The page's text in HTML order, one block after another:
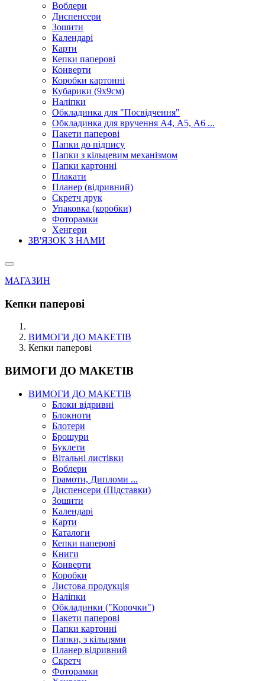
Воблери
Диспенсери
Зошити
Календарі
Карти
Кепки паперові
Конверти
Коробки картонні
Кубарики (9х9см)
Наліпки
Обкладинка для "Посвідчення"
Обкладинка для вручення А4, А5, А6 ...
Пакети паперові
Папки до підпису
Папки з кільцевим механізмом
Папки картонні
Плакати
Планер (відривний)
Скретч друк
Упаковка (коробки)
Фоторамки
Хенгери
ЗВ'ЯЗОК З НАМИ
МАГАЗИН
Кепки паперові
ВИМОГИ ДО МАКЕТІВ
Кепки паперові
ВИМОГИ ДО МАКЕТІВ
ВИМОГИ ДО МАКЕТІВ
Блоки відривні
Блокноти
Блотери
Брошури
Буклети
Вітальні листівки
Воблери
Грамоти, Дипломи ...
Диспенсери (Підставки)
Зошити
Календарі
Карти
Каталоги
Кепки паперові
Книги
Конверти
Коробки
Листова продукція
Наліпки
Обкладинки ("Корочки")
Пакети паперові
Папки картонні
Папки, з кільцями
Планер відривний
Скретч
Фоторамки